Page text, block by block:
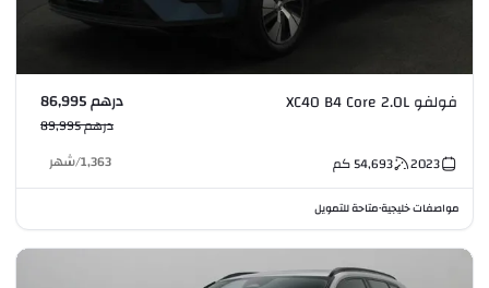
فولفو XC40 B4 Core 2.0L درهم 86,995
درهم 89,995
2023
54,693كم 1,363
/شهر
مواصفات خليجية•متاحة للتمويل